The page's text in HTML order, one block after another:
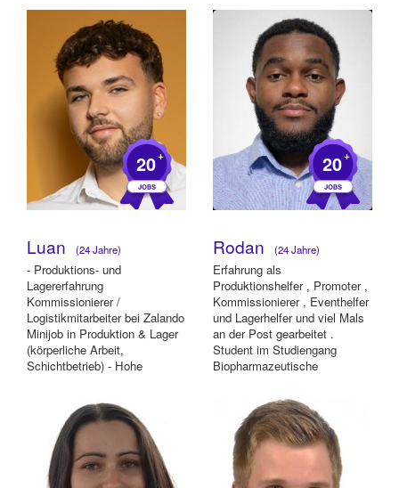
...
20+
Luan (24 Jahre)
- Produktions- und
Lagererfahrung
Kommissionierer /
Logistikmitarbeiter bei Zalando
Minijob in Produktion & Lager
(körperliche Arbeit,
Schichtbetrieb) - Hohe
20+
Rodan (24 Jahre)
Erfahrung als
Produktionshelfer , Promoter ,
Kommissionierer , Eventhelfer
und Lagerhelfer und viel Mals
an der Post gearbeitet .
Student im Studiengang
Biopharmazeutische